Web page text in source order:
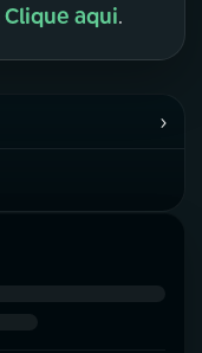
Clique aqui.
›